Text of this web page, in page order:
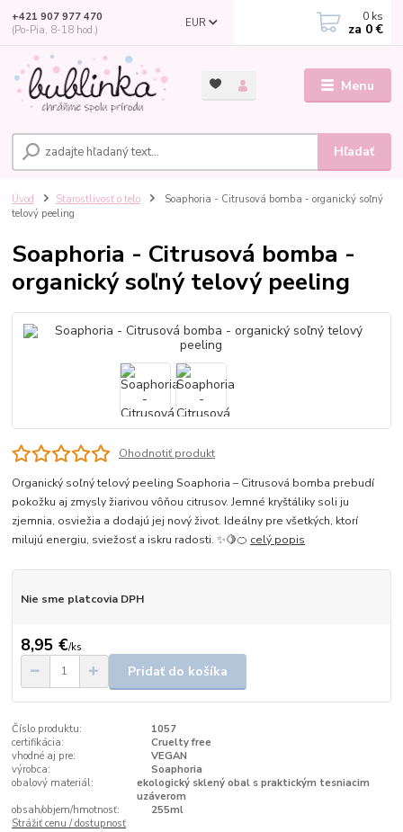
Menu
EUR
Hľadať
+421 907 977 470
(Po-Pia, 8-18 hod.)
0 ks
za 0 €
Úvod Starostlivosť o telo
Soaphoria - Citrusová bomba - organický soľný
telový peeling
Soaphoria - Citrusová bomba -
organický soľný telový peeling
Ohodnotiť produkt
Organický soľný telový peeling Soaphoria – Citrusová bomba prebudí
pokožku aj zmysly žiarivou vôňou citrusov. Jemné kryštáliky soli ju
zjemnia, osviežia a dodajú jej nový život. Ideálny pre všetkých, ktorí
milujú energiu, sviežosť a iskru radosti. ✨🍋🍊 celý popis
Nie sme platcovia DPH
8,95 €/ks
Pridať do košíka
Číslo produktu:
1057
certifikácia:
Cruelty free
vhodné aj pre:
VEGAN
výrobca:
Soaphoria
obalový materiál:
ekologický sklený obal s praktickým tesniacim
uzáverom
obsah/objem/hmotnosť:
255ml
Strážiť cenu / dostupnosť